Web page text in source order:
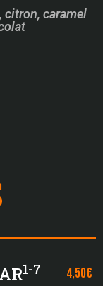
citron, caramel
1-7 4,50€